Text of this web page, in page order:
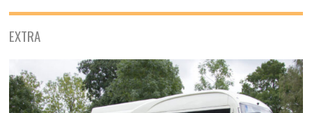
EXTRA